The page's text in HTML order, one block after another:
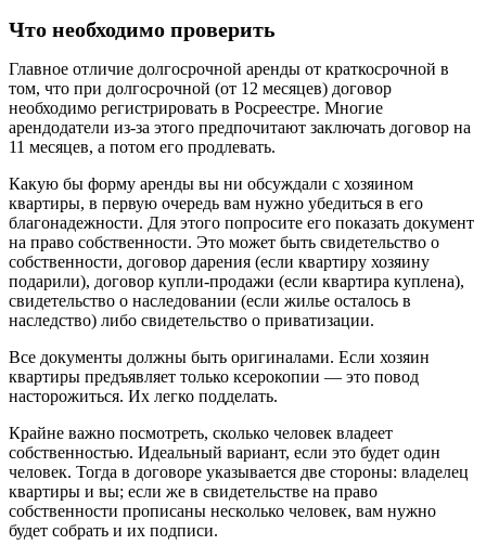
Что необходимо проверить
Главное отличие долгосрочной аренды от краткосрочной в
том, что при долгосрочной (от 12 месяцев) договор
необходимо регистрировать в Росреестре. Многие
арендодатели из-за этого предпочитают заключать договор на
11 месяцев, а потом его продлевать.
Какую бы форму аренды вы ни обсуждали с хозяином
квартиры, в первую очередь вам нужно убедиться в его
благонадежности. Для этого попросите его показать документ
на право собственности. Это может быть свидетельство о
собственности, договор дарения (если квартиру хозяину
подарили), договор купли-продажи (если квартира куплена),
свидетельство о наследовании (если жилье осталось в
наследство) либо свидетельство о приватизации.
Все документы должны быть оригиналами. Если хозяин
квартиры предъявляет только ксерокопии — это повод
насторожиться. Их легко подделать.
Крайне важно посмотреть, сколько человек владеет
собственностью. Идеальный вариант, если это будет один
человек. Тогда в договоре указывается две стороны: владелец
квартиры и вы; если же в свидетельстве на право
собственности прописаны несколько человек, вам нужно
будет собрать и их подписи.